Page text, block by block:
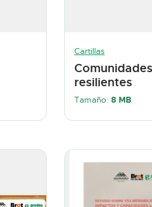
Cartillas
Comunidades
resilientes
Tamaño: 8 MB